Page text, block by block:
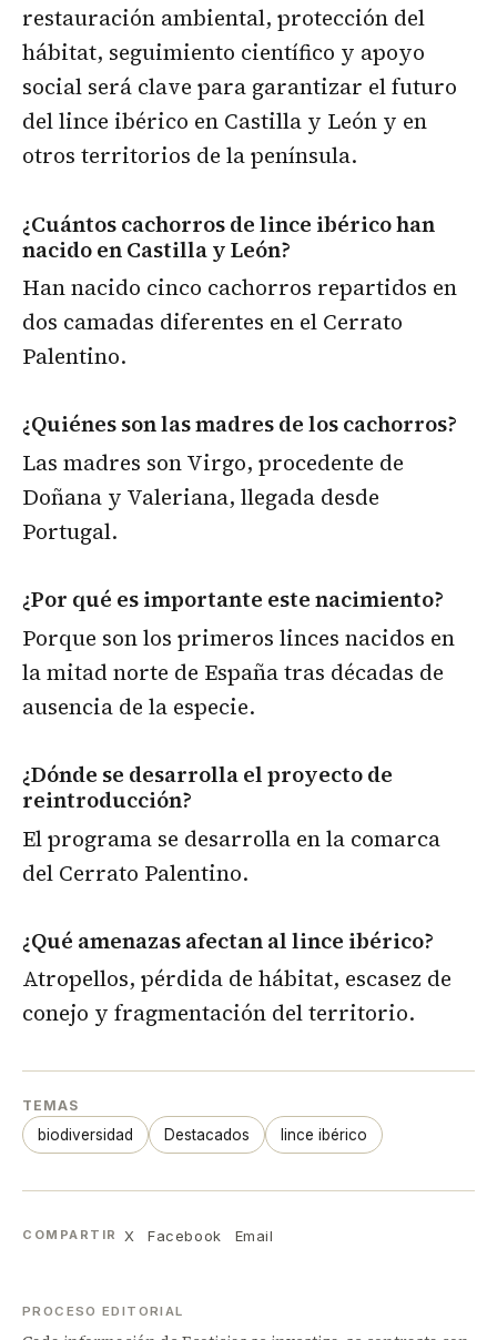
restauración ambiental, protección del
hábitat, seguimiento científico y apoyo
social será clave para garantizar el futuro
del lince ibérico en Castilla y León y en
otros territorios de la península.
¿Cuántos cachorros de lince ibérico han
nacido en Castilla y León?
Han nacido cinco cachorros repartidos en
dos camadas diferentes en el Cerrato
Palentino.
¿Quiénes son las madres de los cachorros?
Las madres son Virgo, procedente de
Doñana y Valeriana, llegada desde
Portugal.
¿Por qué es importante este nacimiento?
Porque son los primeros linces nacidos en
la mitad norte de España tras décadas de
ausencia de la especie.
¿Dónde se desarrolla el proyecto de
reintroducción?
El programa se desarrolla en la comarca
del Cerrato Palentino.
¿Qué amenazas afectan al lince ibérico?
Atropellos, pérdida de hábitat, escasez de
conejo y fragmentación del territorio.
TEMAS
biodiversidad Destacados lince ibérico
COMPARTIR X Facebook Email
PROCESO EDITORIAL